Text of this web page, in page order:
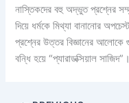
নাস্তিকদের বহু অদ্ভুত প্রশ্নের
দিয়ে ধর্মকে মিথ্যা বানানোর
প্রশ্নের উত্তর বিজ্ঞানের
বন্ধি হয়ে “প্যারাডক্সিয়াল